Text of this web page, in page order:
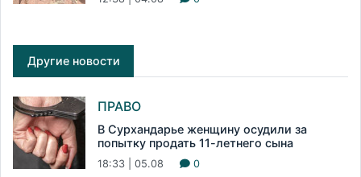
Другие новости
ПРАВО
В Сурхандарье женщину осудили за
попытку продать 11-летнего сына
18:33 | 05.08 0